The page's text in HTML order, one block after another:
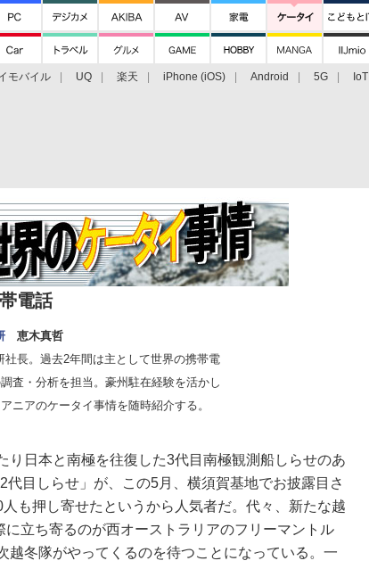
モバイル UQ 楽天 iPhone (iOS) Android 5G IoT
電話
恵木真哲
社長。過去2年間は主として世界の携帯電
査・分析を担当。豪州駐在経験を活かし
ニアのケータイ事情を随時紹介する。
日本と南極を往復した3代目南極観測船しらせのあ
代目しらせ」が、この5月、横須賀基地でお披露目さ
も押し寄せたというから人気者だ。代々、新たな越
立ち寄るのが西オーストラリアのフリーマントル
越冬隊がやってくるのを待つことになっている。一